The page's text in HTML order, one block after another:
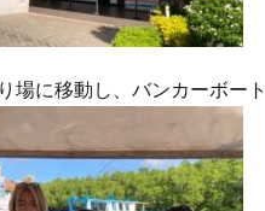
場に移動し、バンカーボー